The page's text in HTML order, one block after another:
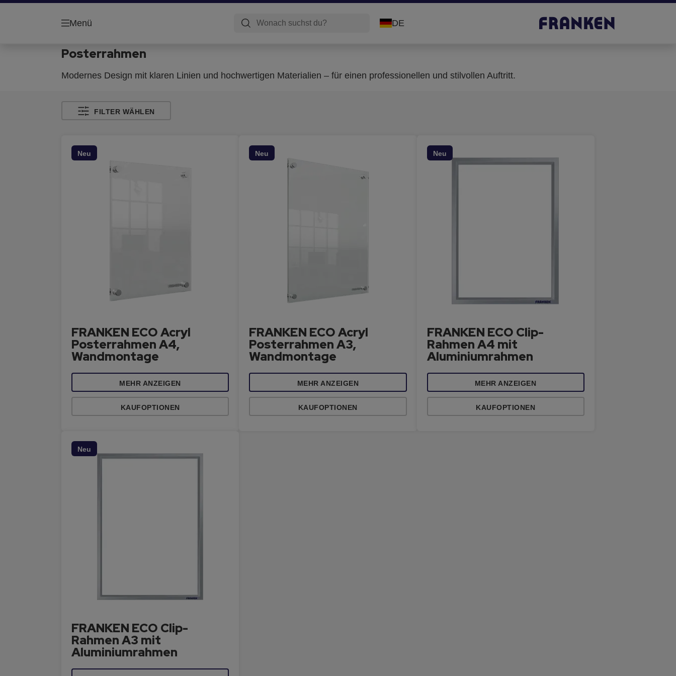
Menü DE
Posterrahmen
Modernes Design mit klaren Linien und hochwertigen Materialien – für einen professionellen und stilvollen Auftritt.
FILTER WÄHLEN
Neu
FRANKEN ECO Acryl
Posterrahmen A4,
Wandmontage
MEHR ANZEIGEN
KAUFOPTIONEN
Neu
FRANKEN ECO Acryl
Posterrahmen A3,
Wandmontage
MEHR ANZEIGEN
KAUFOPTIONEN
Neu
FRANKEN ECO Clip-
Rahmen A4 mit
Aluminiumrahmen
MEHR ANZEIGEN
KAUFOPTIONEN
Neu
FRANKEN ECO Clip-
Rahmen A3 mit
Aluminiumrahmen